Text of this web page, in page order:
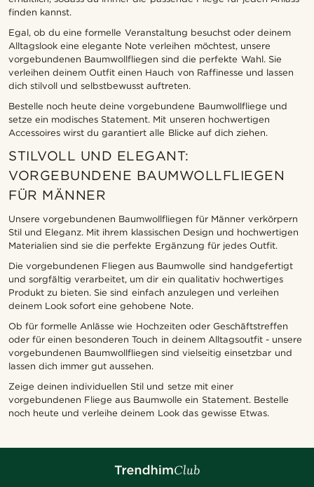
finden kannst.
Egal, ob du eine formelle Veranstaltung besuchst oder deinem
Alltagslook eine elegante Note verleihen möchtest, unsere
vorgebundenen Baumwollfliegen sind die perfekte Wahl. Sie
verleihen deinem Outfit einen Hauch von Raffinesse und lassen
dich stilvoll und selbstbewusst auftreten.
Bestelle noch heute deine vorgebundene Baumwollfliege und
setze ein modisches Statement. Mit unseren hochwertigen
Accessoires wirst du garantiert alle Blicke auf dich ziehen.
STILVOLL UND ELEGANT:
VORGEBUNDENE BAUMWOLLFLIEGEN
FÜR MÄNNER
Unsere vorgebundenen Baumwollfliegen für Männer verkörpern
Stil und Eleganz. Mit ihrem klassischen Design und hochwertigen
Materialien sind sie die perfekte Ergänzung für jedes Outfit.
Die vorgebundenen Fliegen aus Baumwolle sind handgefertigt
und sorgfältig verarbeitet, um dir ein qualitativ hochwertiges
Produkt zu bieten. Sie sind einfach anzulegen und verleihen
deinem Look sofort eine gehobene Note.
Ob für formelle Anlässe wie Hochzeiten oder Geschäftstreffen
oder für einen besonderen Touch in deinem Alltagsoutfit - unsere
vorgebundenen Baumwollfliegen sind vielseitig einsetzbar und
lassen dich immer gut aussehen.
Zeige deinen individuellen Stil und setze mit einer
vorgebundenen Fliege aus Baumwolle ein Statement. Bestelle
noch heute und verleihe deinem Look das gewisse Etwas.